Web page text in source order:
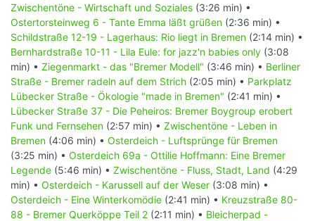
Zwischentöne - Wirtschaft und Soziales (3:26 min) •
Ostertorsteinweg 6 - Tante Emma läßt grüßen (2:36 min) •
Schildstraße 12-19 - Lagerhaus: Rio liegt in Bremen (2:14 min) •
Bernhardstraße 10-11 - Lila Eule: for jazz'n babies only (3:08
min) • Ziegenmarkt - das "Bremer Modell" (3:46 min) • Berliner
Straße - Bremer radeln auf dem Strich (2:05 min) • Parkplatz
Lübecker Straße - Ökologie "made in Bremen" (2:41 min) •
Lübecker Straße 37 - Die Peheiros: Bremer Boygroup erobert
Funk und Fernsehen (2:57 min) • Zwischentöne - Leben in
Bremen (4:06 min) • Osterdeich - Luftsprünge für Bremen
(3:25 min) • Osterdeich 69a - Ottilie Hoffmann: Eine Bremer
Legende (5:46 min) • Zwischentöne - Fluss, Stadt, Land (4:29
min) • Osterdeich - Karussell auf der Weser (3:08 min) •
Osterdeich - Eine Winterkomödie (2:41 min) • Kreuzstraße 80-
88 - Bremer Querköppe Teil 2 (2:11 min) • Bleicherpad -